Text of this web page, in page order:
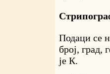
Подаци се
број, град,
је К.